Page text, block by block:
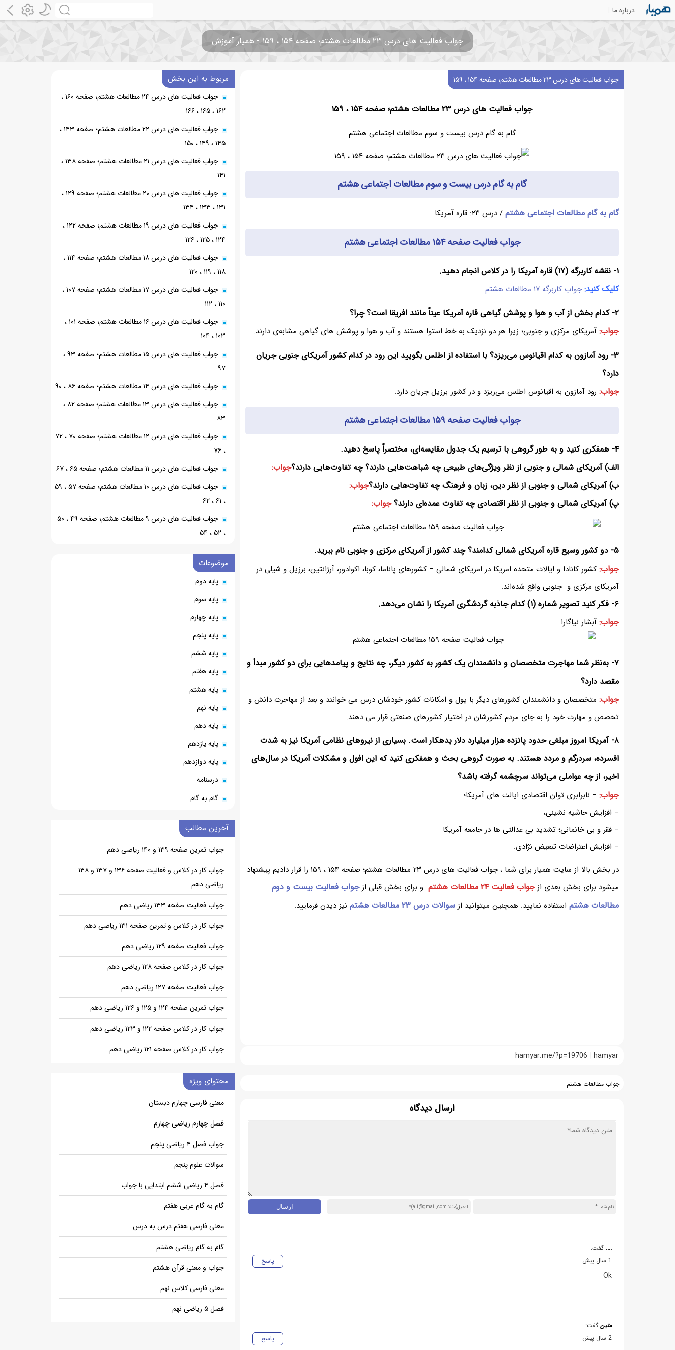
درباره ما
جواب فعالیت های درس ۲۳ مطالعات هشتم؛ صفحه ۱۵۴ ، ۱۵۹ - همیار آموزش
جواب فعالیت های درس ۲۳ مطالعات هشتم؛ صفحه ۱۵۴ ، ۱۵۹
جواب فعالیت های درس ۲۳ مطالعات هشتم؛ صفحه ۱۵۴ ، ۱۵۹
گام به گام درس بیست و سوم مطالعات اجتماعی هشتم
گام به گام درس بیست و سوم مطالعات اجتماعی هشتم
گام به گام مطالعات اجتماعی هشتم / درس ۲۳: قاره آمریکا
جواب فعالیت صفحه ۱۵۴ مطالعات اجتماعی هشتم
۱- نقشه کاربرگه (۱۷) قاره آمریکا را در کلاس انجام دهید.
کلیک کنید:جواب کاربرگه ۱۷ مطالعات هشتم
۲- کدام بخش از آب و هوا و پوشش گیاهی قاره آمریکا عیناً مانند افریقا است؟ چرا؟
جواب: آمریکای مرکزی و جنوبی؛ زیرا هر دو نزدیک به خط استوا هستند و آب و هوا و پوشش های گیاهی مشابه‌ی دارند.
۳- رود آمازون به کدام اقیانوس می‌ریزد؟ با استفاده از اطلس بگویید این رود در کدام کشور آمریکای جنوبی جریان
دارد؟
جواب: رود آمازون به اقیانوس اطلس می‌ریزد و در کشور برزیل جریان دارد.
جواب فعالیت صفحه ۱۵۹ مطالعات اجتماعی هشتم
۴- همفکری کنید و به طور گروهی با ترسیم یک جدول مقایسه‌ای، مختصراً پاسخ دهید.
الف) آمریکای شمالی و جنوبی از نظر ویژگی‌های طبیعی چه شباهت‌هایی دارند؟ چه تفاوت‌هایی دارند؟جواب:
ب) آمریکای شمالی و جنوبی از نظر دین، زبان و فرهنگ چه تفاوت‌هایی دارند؟جواب:
پ) آمریکای شمالی و جنوبی از نظر اقتصادی چه تفاوت عمده‌ای دارند؟جواب:
۵- دو کشور وسیع قاره آمریکای شمالی کدامند؟ چند کشور از آمریکای مرکزی و جنوبی نام ببرید.
جواب: کشور کانادا و ایالات متحده امریکا در امریکای شمالی – کشورهای پاناما، کوبا، اکوادور، آرژانتین، برزیل و شیلی در
آمریکای مرکزی و جنوبی واقع شده‌اند.
۶- فکر کنید تصویر شماره (۱) کدام جاذبه گردشگری آمریکا را نشان می‌دهد.
جواب: آبشار نیاگارا
۷- به‌نظر شما مهاجرت متخصصان و دانشمندان یک کشور به کشور دیگر، چه نتایج و پیامدهایی برای دو کشور مبدأ و
مقصد دارد؟
جواب: متخصصان و دانشمندان کشورهای دیگر با پول و امکانات کشور خودشان درس می خوانند و بعد از مهاجرت دانش و
تخصص و مهارت خود را به جای مردم کشورشان در اختیار کشورهای صنعتی قرار می دهند.
۸- آمریکا امروز مبلغی حدود پانزده هزار میلیارد دلار بدهکار است. بسیاری از نیروهای نظامی آمریکا نیز به شدت
افسرده، سردرگم و مردد هستند. به صورت گروهی بحث و همفکری کنید که این افول و مشکلات آمریکا در سال‌های
اخیر، از چه عواملی می‌تواند سرچشمه گرفته باشد؟
جواب: – نابرابری توان اقتصادی ایالت های آمریکا؛
– افزایش حاشیه نشینی،
– فقر و بی خانمانی؛ تشدید بی عدالتی ها در جامعه آمریکا
– افزایش اعتراضات تبعیض نژادی.
در بخش بالا از سایت همیار برای شما ، جواب فعالیت های درس ۲۳ مطالعات هشتم؛ صفحه ۱۵۴ ، ۱۵۹ را قرار دادیم پیشنهاد
میشود برای بخش بعدی ازجواب فعالیت ۲۴ مطالعات هشتم و برای بخش قبلی ازجواب فعالیت بیست و دوم
مطالعات هشتم استفاده نمایید. همچنین میتوانید از سوالات درس ۲۳ مطالعات هشتم نیز دیدن فرمایید.
hamyar
hamyar.me/?p=19706
جواب مطالعات هشتم
ارسال دیدگاه
.... گفت:
پاسخ
1 سال پیش
Ok
متین گفت:
پاسخ
2 سال پیش
مربوط به این بخش
جواب فعالیت های درس ۲۴ مطالعات هشتم؛ صفحه ۱۶۰ ،
۱۶۲ ، ۱۶۵ ، ۱۶۶
جواب فعالیت های درس ۲۲ مطالعات هشتم؛ صفحه ۱۴۳ ،
۱۴۵ ، ۱۴۹ ، ۱۵۰
جواب فعالیت های درس ۲۱ مطالعات هشتم؛ صفحه ۱۳۸ ،
۱۴۱
جواب فعالیت های درس ۲۰ مطالعات هشتم؛ صفحه ۱۲۹ ،
۱۳۱ ، ۱۳۳ ، ۱۳۴
جواب فعالیت های درس ۱۹ مطالعات هشتم؛ صفحه ۱۲۲ ،
۱۲۴ ، ۱۲۵ ، ۱۲۶
جواب فعالیت های درس ۱۸ مطالعات هشتم؛ صفحه ۱۱۴ ،
۱۱۸ ، ۱۱۹ ، ۱۲۰
جواب فعالیت های درس ۱۷ مطالعات هشتم؛ صفحه ۱۰۷ ،
۱۱۰ ، ۱۱۲
جواب فعالیت های درس ۱۶ مطالعات هشتم؛ صفحه ۱۰۱ ،
۱۰۳ ، ۱۰۴
جواب فعالیت های درس ۱۵ مطالعات هشتم؛ صفحه ۹۳ ،
۹۷
جواب فعالیت های درس ۱۴ مطالعات هشتم؛ صفحه ۸۶ ، ۹۰
جواب فعالیت های درس ۱۳ مطالعات هشتم؛ صفحه ۸۲ ،
۸۳
جواب فعالیت های درس ۱۲ مطالعات هشتم؛ صفحه ۷۰ ، ۷۲
، ۷۶
جواب فعالیت های درس ۱۱ مطالعات هشتم؛ صفحه ۶۵ ، ۶۷
جواب فعالیت های درس ۱۰ مطالعات هشتم؛ صفحه ۵۷ ، ۵۹
، ۶۱ ، ۶۲
جواب فعالیت های درس ۹ مطالعات هشتم؛ صفحه ۴۹ ، ۵۰
، ۵۲ ، ۵۴
موضوعات
پایه دوم
پایه سوم
پایه چهارم
پایه پنجم
پایه ششم
پایه هفتم
پایه هشتم
پایه نهم
پایه دهم
پایه یازدهم
پایه دوازدهم
درسنامه
گام به گام
آخرین مطالب
جواب تمرین صفحه ۱۳۹ و ۱۴۰ ریاضی دهم
جواب کار در کلاس و فعالیت صفحه ۱۳۶ و ۱۳۷ و ۱۳۸
ریاضی دهم
جواب فعالیت صفحه ۱۳۳ ریاضی دهم
جواب کار در کلاس و تمرین صفحه ۱۳۱ ریاضی دهم
جواب فعالیت صفحه ۱۲۹ ریاضی دهم
جواب کار در کلاس صفحه ۱۲۸ ریاضی دهم
جواب فعالیت صفحه ۱۲۷ ریاضی دهم
جواب تمرین صفحه ۱۲۴ و ۱۲۵ و ۱۲۶ ریاضی دهم
جواب کار در کلاس صفحه ۱۲۲ و ۱۲۳ ریاضی دهم
جواب کار در کلاس صفحه ۱۲۱ ریاضی دهم
محتوای ویژه
معنی فارسی چهارم دبستان
فصل چهارم ریاضی چهارم
جواب فصل ۴ ریاضی پنجم
سوالات علوم پنجم
فصل ۴ ریاضی ششم ابتدایی با جواب
گام به گام عربی هفتم
معنی فارسی هفتم درس به درس
گام به گام ریاضی هشتم
جواب و معنی قرآن هشتم
معنی فارسی کلاس نهم
فصل ۵ ریاضی نهم